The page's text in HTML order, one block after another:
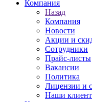
Компания
Назад
Компания
Новости
Акции и
Сотрудники
Прайс-листы
Вакансии
Политика
Лицензии и
Наши